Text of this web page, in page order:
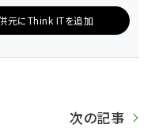
元にThink ITを追加
次の記事